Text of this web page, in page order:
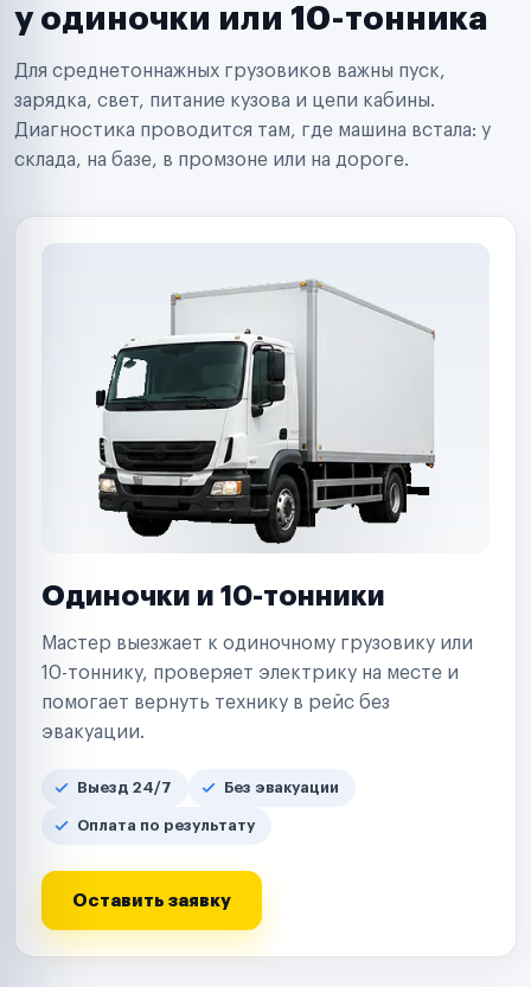
Поставщики запчастей
Аренда спецтехники
Ремонт спецтехники
Ритейл-сети
Управляющие компании
Страховые компании
у одиночки или 10-тонника
Для среднетоннажных грузовиков важны пуск,
зарядка, свет, питание кузова и цепи кабины.
Диагностика проводится там, где машина встала: у
склада, на базе, в промзоне или на дороге.
Одиночки и 10-тонники
Мастер выезжает к одиночному грузовику или
10-тоннику, проверяет электрику на месте и
помогает вернуть технику в рейс без
эвакуации.
Выезд 24/7 Без эвакуации
Оплата по результату
Оставить заявку